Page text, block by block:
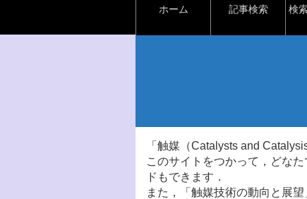
ホーム 記事検索 検
「触媒（Catalysts and
このサイトをつかって，どな
ドもできます．
また，「触媒技術の動向と展